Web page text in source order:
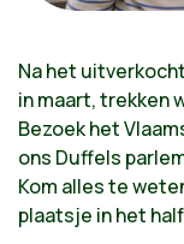
Na het
in maart, trekken
Bezoek het
ons Duffels
Kom alles te
plaatsje in het